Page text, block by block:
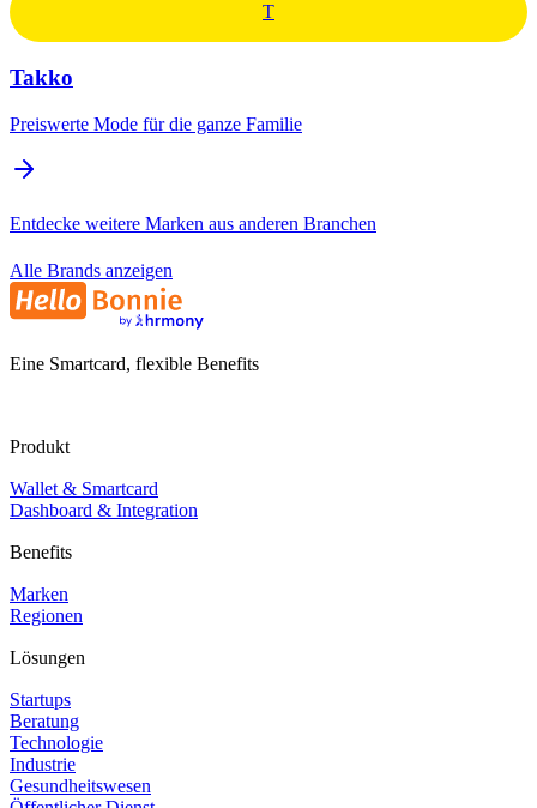
T
Takko
Preiswerte Mode für die ganze Familie
Entdecke weitere Marken aus anderen Branchen
Alle Brands anzeigen
Eine Smartcard, flexible Benefits
Produkt
Wallet & Smartcard
Dashboard & Integration
Benefits
Marken
Regionen
Lösungen
Startups
Beratung
Technologie
Industrie
Gesundheitswesen